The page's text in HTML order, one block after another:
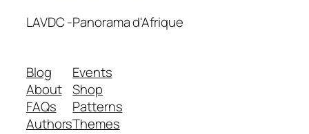
LAVDC -Panorama d'Afrique
Blog
About
FAQs
Authors
Events
Shop
Patterns
Themes